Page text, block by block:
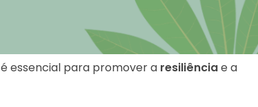
é essencial para promover a resiliênciae a